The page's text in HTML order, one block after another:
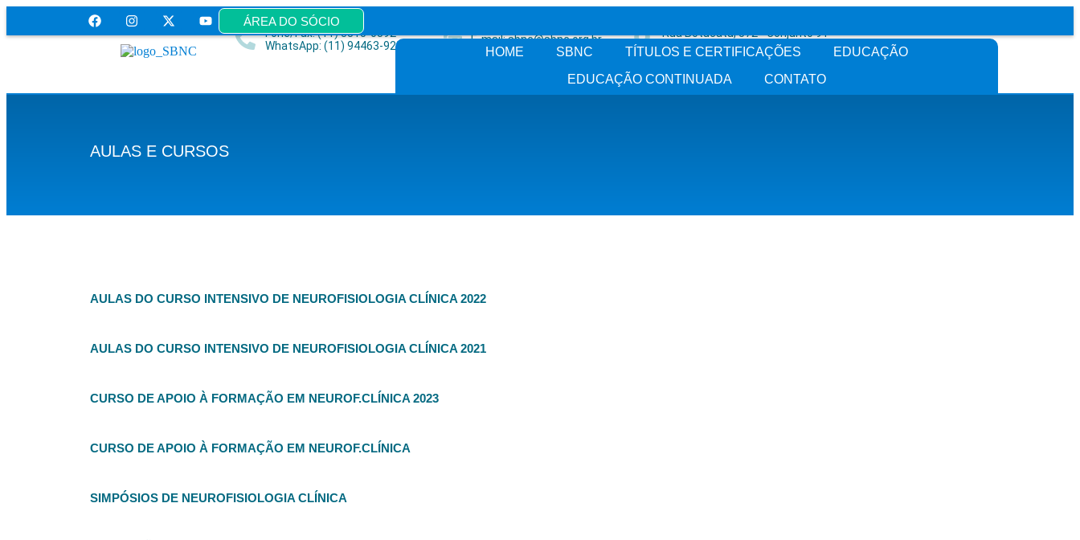
ÁREA DO SÓCIO
Fone/Fax: (11) 3815-0892
WhatsApp: (11) 94463-9258
E-mail: sbnc@sbnc.org.br
Rua Botucatu, 572 - Conjunto 91
Vila Clementino - São Paulo - SP
HOME SBNC TÍTULOS E CERTIFICAÇÕES
EDUCAÇÃO
EDUCAÇÃO CONTINUADA
CONTATO
AULAS E CURSOS
AULAS DO CURSO INTENSIVO DE NEUROFISIOLOGIA CLÍNICA 2022
AULAS DO CURSO INTENSIVO DE NEUROFISIOLOGIA CLÍNICA 2021
CURSO DE APOIO À FORMAÇÃO EM NEUROF.CLÍNICA 2023
CURSO DE APOIO À FORMAÇÃO EM NEUROF.CLÍNICA
SIMPÓSIOS DE NEUROFISIOLOGIA CLÍNICA